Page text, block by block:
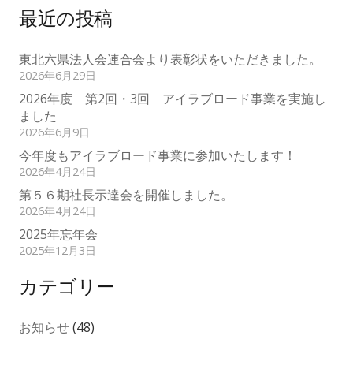
最近の投稿
東北六県法人会連合会より表彰状をいただきました。
2026年6月29日
2026年度 第2回・3回 アイラブロード事業を実施し
ました
2026年6月9日
今年度もアイラブロード事業に参加いたします！
2026年4月24日
第５６期社長示達会を開催しました。
2026年4月24日
2025年忘年会
2025年12月3日
カテゴリー
お知らせ(48)